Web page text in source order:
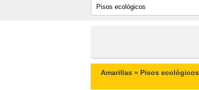
Amarillas » Pisos ecológicos